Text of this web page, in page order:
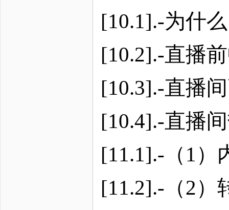
[10.1].-为什
[10.2].-直播
[10.3].-直播
[10.4].-直播
[11.1].-（1）
[11.2].-（2）